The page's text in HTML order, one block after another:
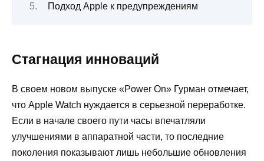
Подход Apple к предупреждениям
Стагнация инноваций
В своем новом выпуске «Power On» Гурман отмечает,
что Apple Watch нуждается в серьезной переработке.
Если в начале своего пути часы впечатляли
улучшениями в аппаратной части, то последние
поколения показывают лишь небольшие обновления